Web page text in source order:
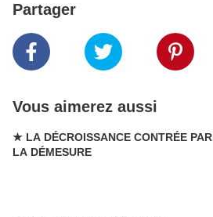
Partager
Vous aimerez aussi
★ LA DÉCROISSANCE CONTRÉE PAR
LA DÉMESURE